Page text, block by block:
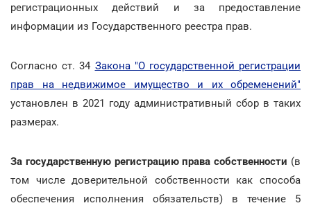
регистрационных действий и за предоставление
информации из Государственного реестра прав.
Согласно ст. 34 Закона "О государственной регистрации
прав на недвижимое имущество и их обременений"
установлен в 2021 году административный сбор в таких
размерах.
За государственную регистрацию права собственности (в
том числе доверительной собственности как способа
обеспечения исполнения обязательств) в течение 5